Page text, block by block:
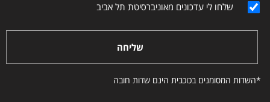
שלחו לי עדכונים מאוניברסיטת תל אביב
שליחה
*השדות המסומנים בכוכבית הינם שדות חובה